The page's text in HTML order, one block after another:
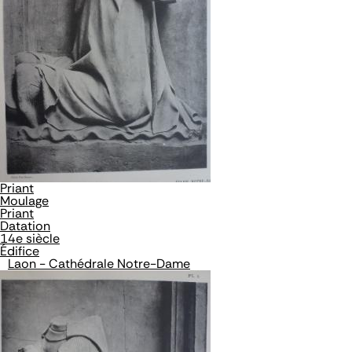
Priant
Moulage
Priant
Datation
14e siècle
Édifice
Laon - Cathédrale Notre-Dame